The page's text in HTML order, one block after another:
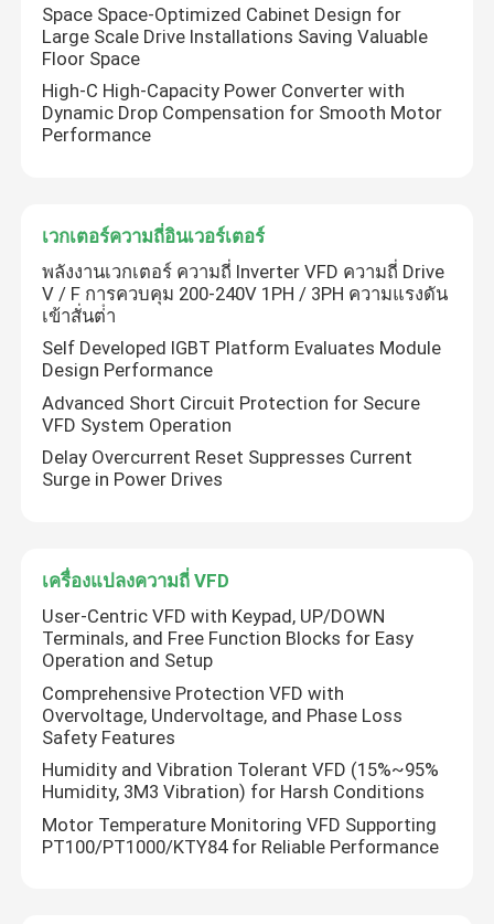
Space Space-Optimized Cabinet Design for
Large Scale Drive Installations Saving Valuable
Floor Space
High-C High-Capacity Power Converter with
Dynamic Drop Compensation for Smooth Motor
Performance
เวกเตอร์ความถี่อินเวอร์เตอร์
พลังงานเวกเตอร์ ความถี่ Inverter VFD ความถี่ Drive
V / F การควบคุม 200-240V 1PH / 3PH ความแรงดัน
เข้าสั่นต่ํา
Self Developed IGBT Platform Evaluates Module
Design Performance
Advanced Short Circuit Protection for Secure
VFD System Operation
Delay Overcurrent Reset Suppresses Current
Surge in Power Drives
เครื่องแปลงความถี่ VFD
User-Centric VFD with Keypad, UP/DOWN
Terminals, and Free Function Blocks for Easy
Operation and Setup
Comprehensive Protection VFD with
Overvoltage, Undervoltage, and Phase Loss
Safety Features
Humidity and Vibration Tolerant VFD (15%~95%
Humidity, 3M3 Vibration) for Harsh Conditions
Motor Temperature Monitoring VFD Supporting
PT100/PT1000/KTY84 for Reliable Performance